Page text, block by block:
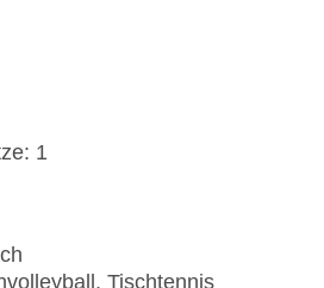
1
Tischtennis